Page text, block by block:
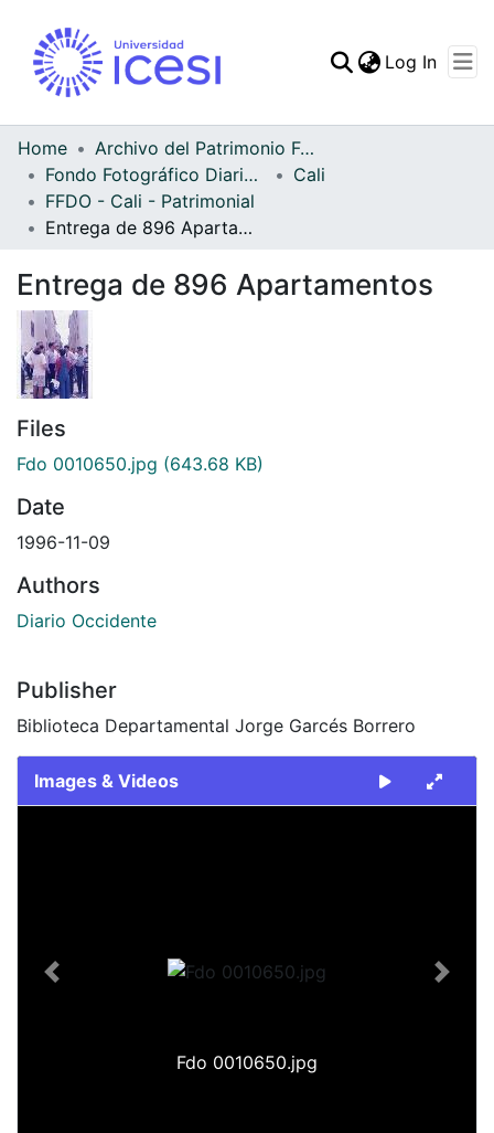
Statistics
Log In
Home
Archivo del Patrimonio Fotográfico y Fílmico del Valle del Cauca
Fondo Fotográfico Diario Occidente
Cali
FFDO - Cali - Patrimonial
Entrega de 896 Apartamentos
Entrega de 896 Apartamentos
Files
Fdo 0010650.jpg (643.68 KB)
Date
1996-11-09
Authors
Diario Occidente
Publisher
Biblioteca Departamental Jorge Garcés Borrero
Images & Videos
Fdo 0010650.jpg
Previous Next